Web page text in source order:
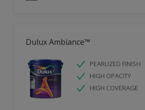
Dulux Ambiance™
PEARLIZED FINISH
HIGH OPACITY
HIGH COVERAGE